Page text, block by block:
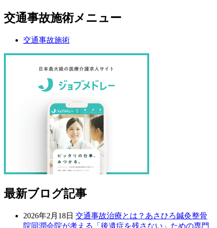
交通事故施術メニュー
交通事故施術
最新ブログ記事
2026年2月18日 交通事故治療とは？あさひろ鍼灸整骨
院同潤会院が考える「後遺症を残さない」ための専門